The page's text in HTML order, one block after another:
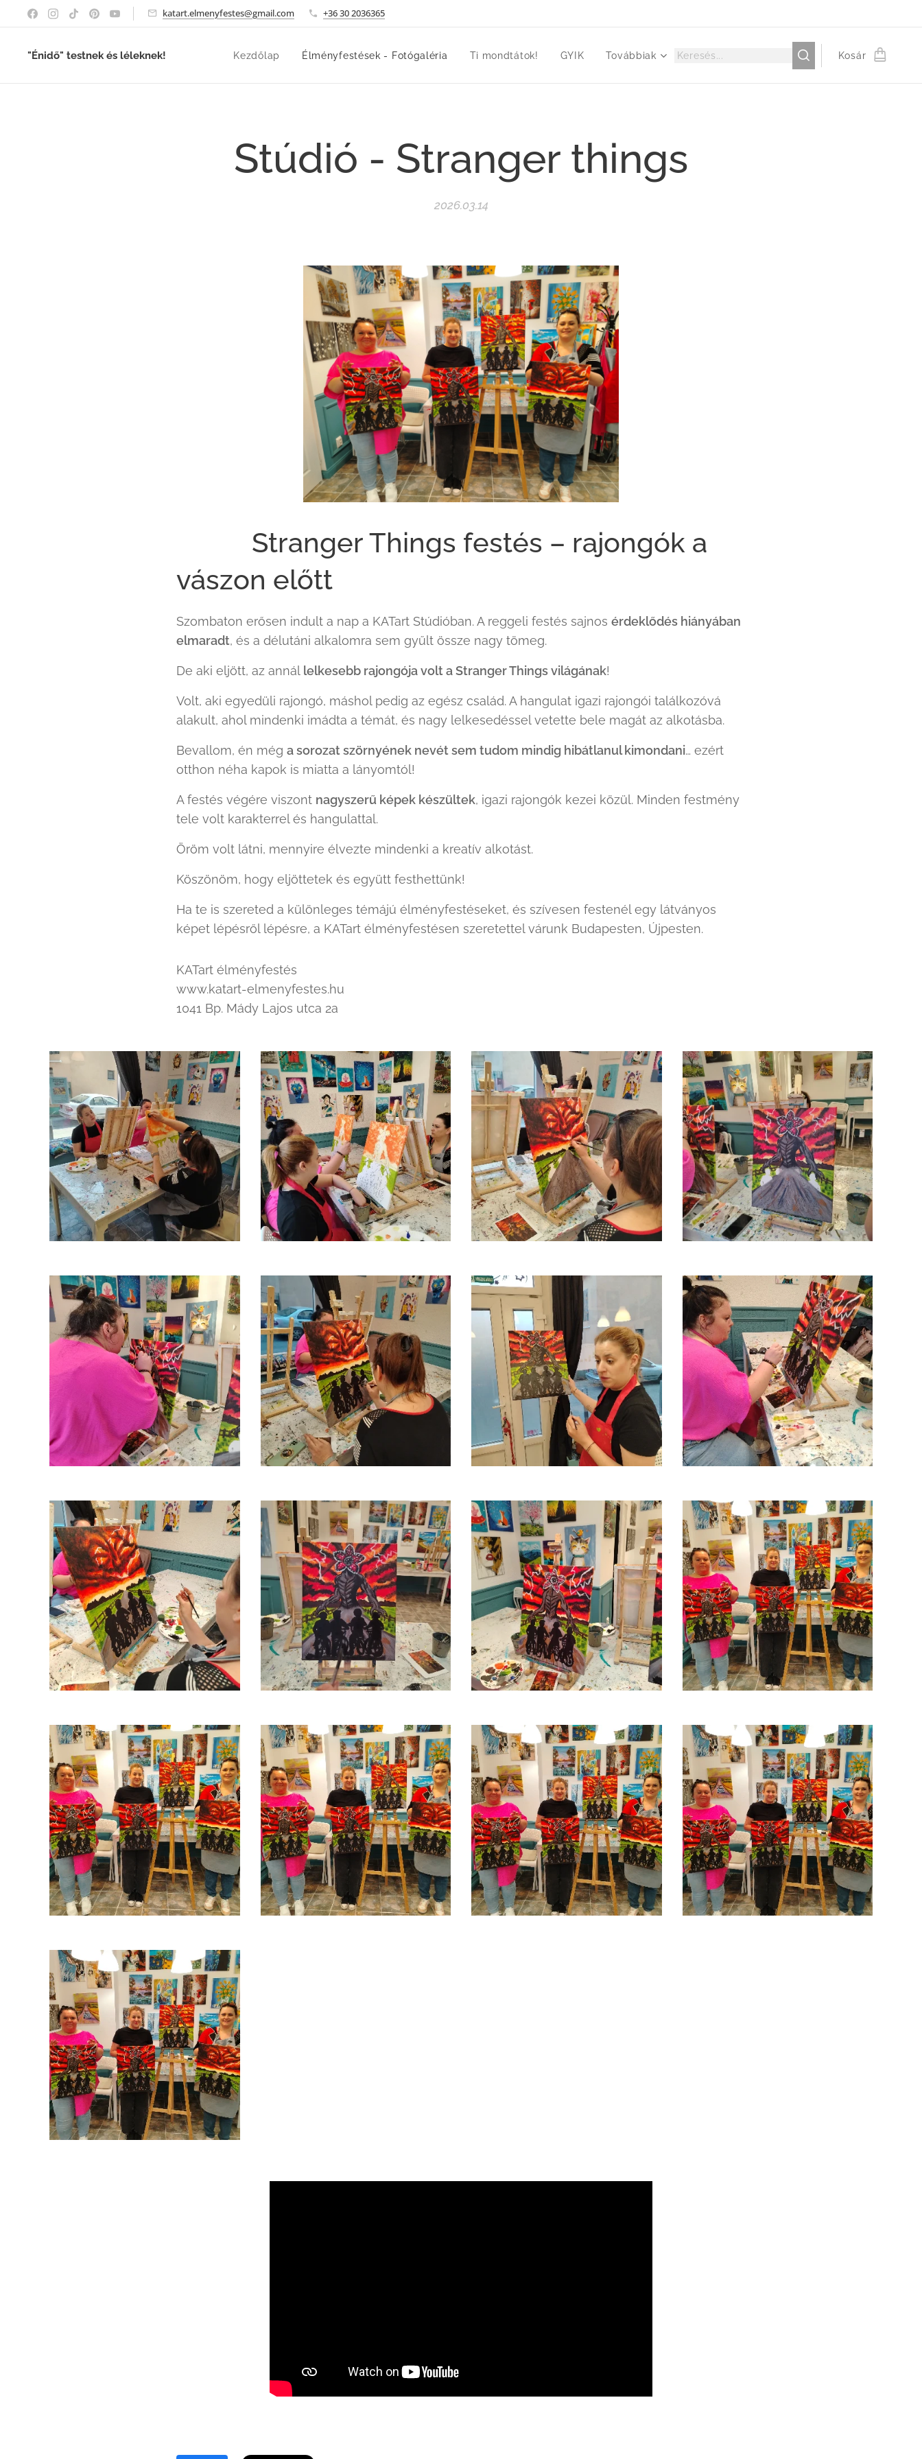
katart.elmenyfestes@gmail.com +36 30 2036365
"Énidő" testnek és léleknek! Kezdőlap Élményfestések - Fotógaléria Ti mondtátok! GYIK Továbbiak Kosár
Stúdió - Stranger things
2026.03.14
🎬🎨 Stranger Things festés – rajongók a
vászon előtt 🎨🎬
Szombaton erősen indult a nap a KATart Stúdióban. A reggeli festés sajnos érdeklődés hiányában
elmaradt, és a délutáni alkalomra sem gyűlt össze nagy tömeg.
De aki eljött, az annál lelkesebb rajongója volt a Stranger Things világának!
Volt, aki egyedüli rajongó, máshol pedig az egész család. A hangulat igazi rajongói találkozóvá
alakult, ahol mindenki imádta a témát, és nagy lelkesedéssel vetette bele magát az alkotásba.
Bevallom, én még a sorozat szörnyének nevét sem tudom mindig hibátlanul kimondani… ezért
otthon néha kapok is miatta a lányomtól! 😄
A festés végére viszont nagyszerű képek készültek, igazi rajongók kezei közül. Minden festmény
tele volt karakterrel és hangulattal.
Öröm volt látni, mennyire élvezte mindenki a kreatív alkotást.
Köszönöm, hogy eljöttetek és együtt festhettünk! 🎨
Ha te is szereted a különleges témájú élményfestéseket, és szívesen festenél egy látványos
képet lépésről lépésre, a KATart élményfestésen szeretettel várunk Budapesten, Újpesten.
KATart élményfestés
www.katart-elmenyfestes.hu
1041 Bp. Mády Lajos utca 2a